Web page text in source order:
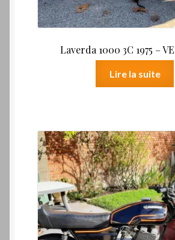
Laverda 1000 3C 1975 –
Lire la suite